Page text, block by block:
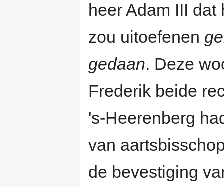
heer Adam III
zou uitoefenen
gedaan. Deze
Frederik beide
's-Heerenberg
van
de bevestiging